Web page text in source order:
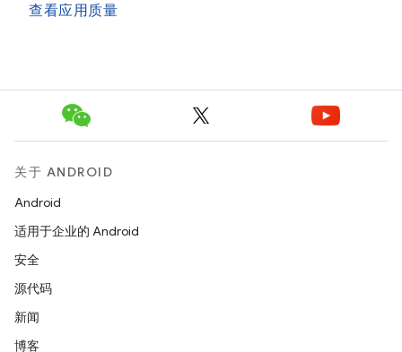
查看应用质量
关于 ANDROID
Android
适用于企业的 Android
安全
源代码
新闻
博客